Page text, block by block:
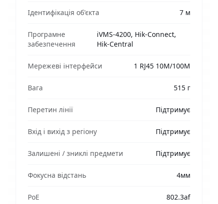
Ідентифікація об'єкта 7 м
Програмне
забезпечення
iVMS-4200, Hik-Connect,
Hik-Central
Мережеві інтерфейси 1 RJ45 10M/100M
Вага 515 г
Перетин лінії Підтримує
Вхід і вихід з регіону Підтримує
Залишені / зниклі предмети Підтримує
Фокусна відстань 4мм
PoE 802.3af